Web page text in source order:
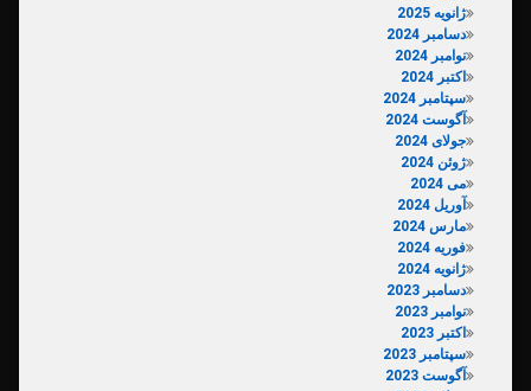
ژانویه 2025
دسامبر 2024
نوامبر 2024
اکتبر 2024
سپتامبر 2024
آگوست 2024
جولای 2024
ژوئن 2024
می 2024
آوریل 2024
مارس 2024
فوریه 2024
ژانویه 2024
دسامبر 2023
نوامبر 2023
اکتبر 2023
سپتامبر 2023
آگوست 2023